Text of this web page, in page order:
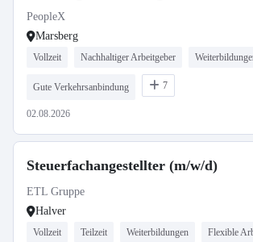
PeopleX
Marsberg
Vollzeit Nachhaltiger Arbeitgeber
Gute Verkehrsanbindung 7
02.08.2026
Steuerfachangestellter (m/w/d)
ETL Gruppe
Halver
Vollzeit Teilzeit Weiterbildungen Flexible